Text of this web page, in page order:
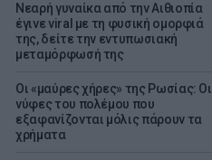
Νεαρή γυναίκα από την Αιθιοπία
έγινε viral με τη φυσική ομορφιά
της, δείτε την εντυπωσιακή
μεταμόρφωσή της
Οι «μαύρες χήρες» της Ρωσίας: Οι
νύφες του πολέμου που
εξαφανίζονται μόλις πάρουν τα
χρήματα